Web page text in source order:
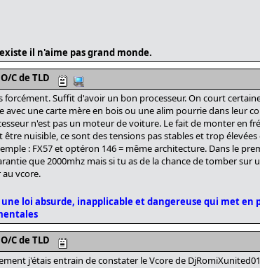
il n'aime pas grand monde.
C de TLD
forcément. Suffit d'avoir un bon processeur. On court
avec une carte mère en bois ou une alim pourrie dans leur
n'est pas un moteur de voiture. Le fait de monter en
être nuisible, ce sont des tensions pas stables et trop
: FX57 et optéron 146 = même architecture. Dans le
que 2000mhz mais si tu as de la chance de tomber
vcore.
loi absurde, inapplicable et dangereuse qui met
C de TLD
j'étais entrain de constater le Vcore de